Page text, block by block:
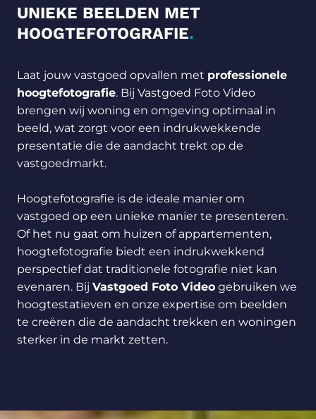
UNIEKE BEELDEN MET
HOOGTEFOTOGRAFIE.
Laat jouw vastgoed opvallen met professionele
hoogtefotografie. Bij Vastgoed Foto Video
brengen wij woning en omgeving optimaal in
beeld, wat zorgt voor een indrukwekkende
presentatie die de aandacht trekt op de
vastgoedmarkt.
Hoogtefotografie is de ideale manier om
vastgoed op een unieke manier te presenteren.
Of het nu gaat om huizen of appartementen,
hoogtefotografie biedt een indrukwekkend
perspectief dat traditionele fotografie niet kan
evenaren. Bij Vastgoed Foto Video gebruiken we
hoogtestatieven en onze expertise om beelden
te creëren die de aandacht trekken en woningen
sterker in de markt zetten.